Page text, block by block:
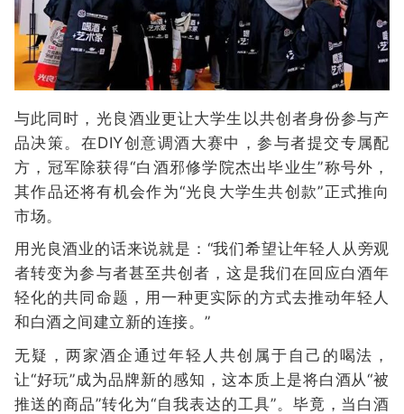
与此同时，光良酒业更让大学生以共创者身份参与产
品决策。在DIY创意调酒大赛中，参与者提交专属配
方，冠军除获得“白酒邪修学院杰出毕业生”称号外，
其作品还将有机会作为“光良大学生共创款”正式推向
市场。
用光良酒业的话来说就是：“我们希望让年轻人从旁观
者转变为参与者甚至共创者，这是我们在回应白酒年
轻化的共同命题，用一种更实际的方式去推动年轻人
和白酒之间建立新的连接。”
无疑，两家酒企通过年轻人共创属于自己的喝法，
让“好玩”成为品牌新的感知，这本质上是将白酒从“被
推送的商品”转化为“自我表达的工具”。毕竟，当白酒